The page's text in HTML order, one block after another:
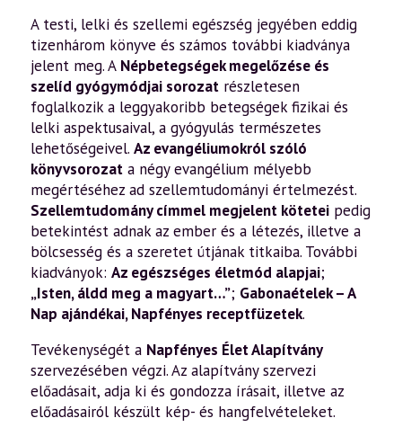
A testi, lelki és szellemi egészség jegyében eddig
tizenhárom könyve és számos további kiadványa
jelent meg. A Népbetegségek megelőzése és
szelíd gyógymódjai sorozat részletesen
foglalkozik a leggyakoribb betegségek fizikai és
lelki aspektusaival, a gyógyulás természetes
lehetőségeivel. Az evangéliumokról szóló
könyvsorozat a négy evangélium mélyebb
megértéséhez ad szellemtudományi értelmezést.
Szellemtudomány címmel megjelent kötetei pedig
betekintést adnak az ember és a létezés, illetve a
bölcsesség és a szeretet útjának titkaiba. További
kiadványok: Az egészséges életmód alapjai;
„Isten, áldd meg a magyart…”; Gabonaételek – A
Nap ajándékai,Napfényes receptfüzetek.
Tevékenységét a Napfényes Élet Alapítvány
szervezésében végzi. Az alapítvány szervezi
előadásait, adja ki és gondozza írásait, illetve az
előadásairól készült kép- és hangfelvételeket.